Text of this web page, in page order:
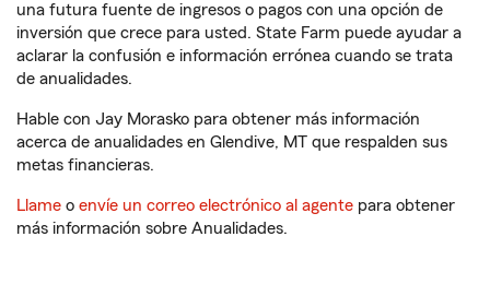
una futura fuente de ingresos o pagos con una opción de
inversión que crece para usted. State Farm puede ayudar a
aclarar la confusión e información errónea cuando se trata
de anualidades.
Hable con Jay Morasko para obtener más información
acerca de anualidades en Glendive, MT que respalden sus
metas financieras.
Llame o envíe un correo electrónico al agente para obtener
más información sobre Anualidades.